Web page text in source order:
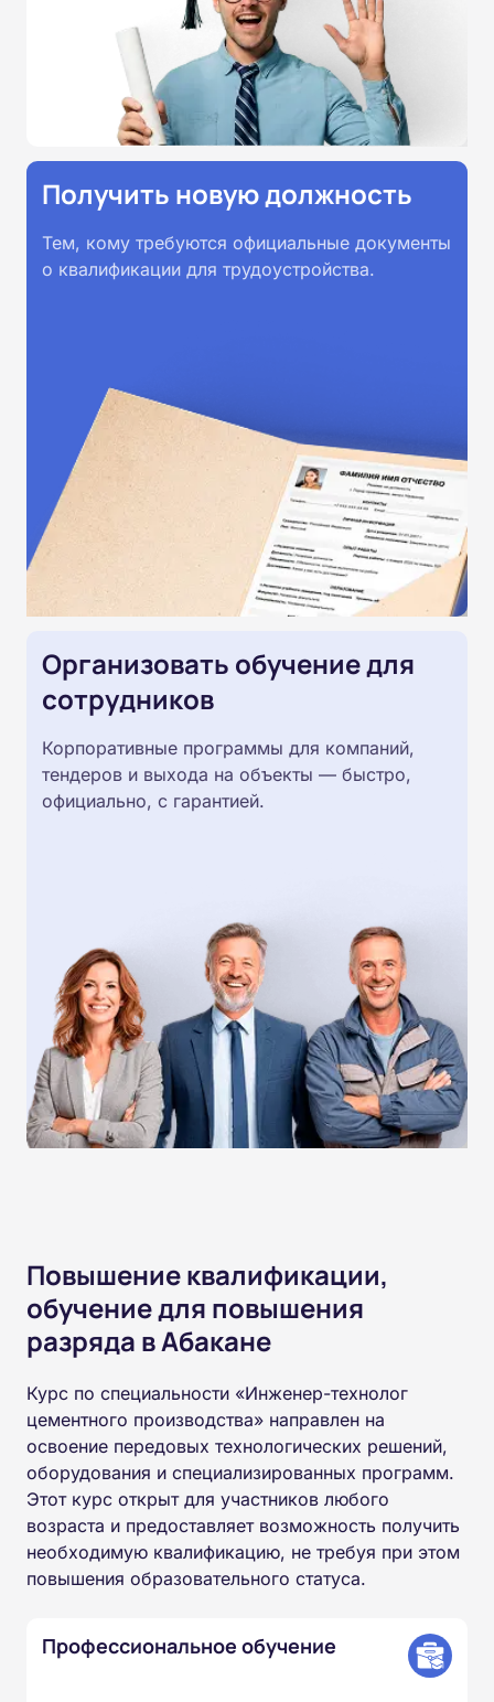
принимаются работодателями по
всей России.
Получить новую должность
Тем, кому требуются официальные документы
о квалификации для трудоустройства.
Организовать обучение для
сотрудников
Корпоративные программы для компаний,
тендеров и выхода на объекты — быстро,
официально, с гарантией.
Повышение квалификации,
обучение для повышения
разряда в Абакане
Курс по специальности «Инженер-технолог
цементного производства» направлен на
освоение передовых технологических решений,
оборудования и специализированных программ.
Этот курс открыт для участников любого
возраста и предоставляет возможность получить
необходимую квалификацию, не требуя при этом
повышения образовательного статуса.
Профессиональное обучение